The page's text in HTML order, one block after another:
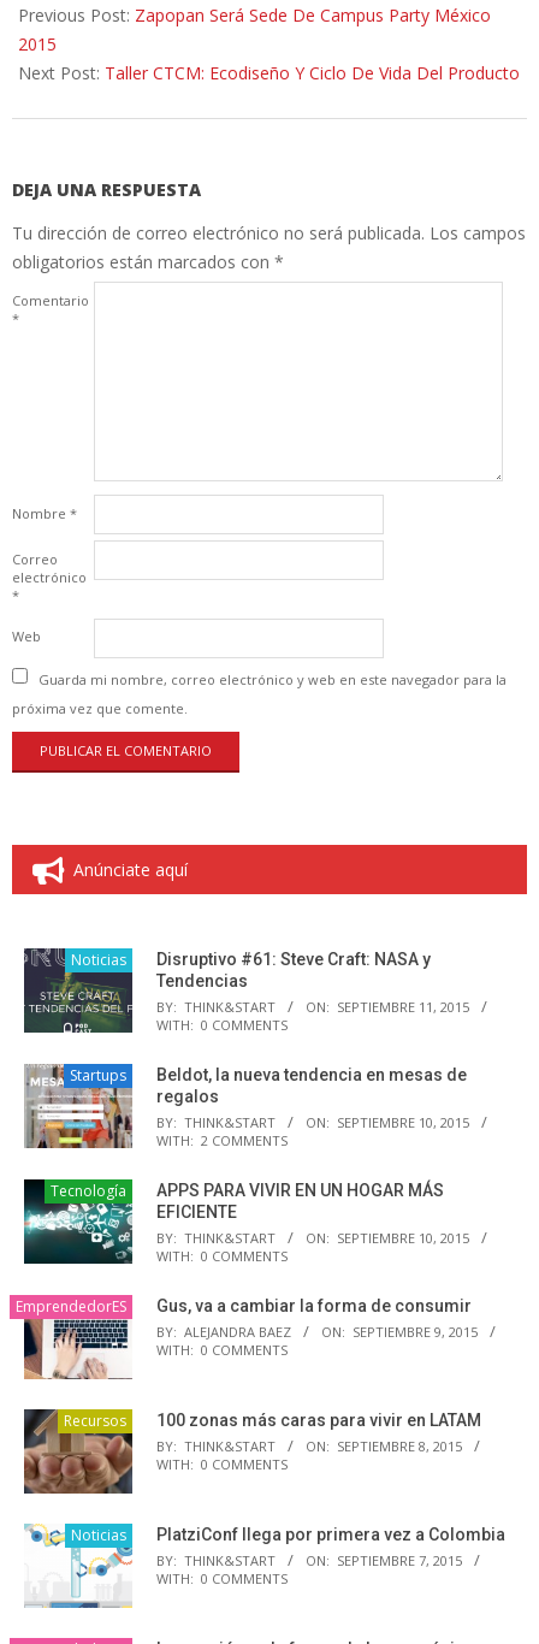
07-
04
Previous Post: Zapopan Será Sede De Campus Party México
2015
Next Post: Taller CTCM: Ecodiseño Y Ciclo De Vida Del Producto
DEJA UNA RESPUESTA
Tu dirección de correo electrónico no será publicada. Los campos
obligatorios están marcados con *
Comentario
*
Nombre *
Correo
electrónico
*
Web
Guarda mi nombre, correo electrónico y web en este navegador para la
próxima vez que comente.
Anúnciate aquí
Noticias
Disruptivo #61: Steve Craft: NASA y
Tendencias
BY: THINK&START ON: SEPTIEMBRE 11, 2015
WITH: 0 COMMENTS
Startups
Beldot, la nueva tendencia en mesas de
regalos
BY: THINK&START ON: SEPTIEMBRE 10, 2015
WITH: 2 COMMENTS
Tecnología
APPS PARA VIVIR EN UN HOGAR MÁS
EFICIENTE
BY: THINK&START ON: SEPTIEMBRE 10, 2015
WITH: 0 COMMENTS
EmprendedorES Gus, va a cambiar la forma de consumir
BY: ALEJANDRA BAEZ ON: SEPTIEMBRE 9, 2015
WITH: 0 COMMENTS
Recursos 100 zonas más caras para vivir en LATAM
BY: THINK&START ON: SEPTIEMBRE 8, 2015
WITH: 0 COMMENTS
Noticias PlatziConf llega por primera vez a Colombia
BY: THINK&START ON: SEPTIEMBRE 7, 2015
WITH: 0 COMMENTS